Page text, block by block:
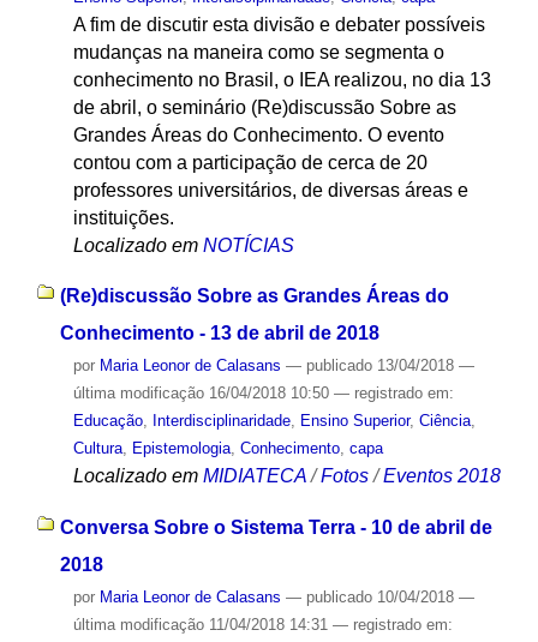
A fim de discutir esta divisão e debater possíveis
mudanças na maneira como se segmenta o
conhecimento no Brasil, o IEA realizou, no dia 13
de abril, o seminário (Re)discussão Sobre as
Grandes Áreas do Conhecimento. O evento
contou com a participação de cerca de 20
professores universitários, de diversas áreas e
instituições.
Localizado em NOTÍCIAS
(Re)discussão Sobre as Grandes Áreas do
Conhecimento - 13 de abril de 2018
por Maria Leonor de Calasans — publicado13/04/2018 —
última modificação16/04/2018 10:50 — registrado em:
Educação, Interdisciplinaridade, Ensino Superior, Ciência,
Cultura, Epistemologia, Conhecimento, capa
Localizado em MIDIATECA /Fotos /Eventos 2018
Conversa Sobre o Sistema Terra - 10 de abril de
2018
por Maria Leonor de Calasans — publicado10/04/2018 —
última modificação11/04/2018 14:31 — registrado em: